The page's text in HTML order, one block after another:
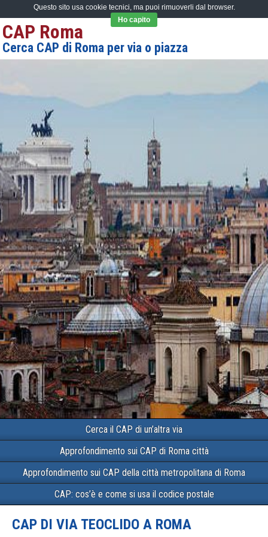
CAP Roma
Cerca CAP di Roma per via o piazza
Cerca il CAP di un’altra via
Approfondimento sui CAP di Roma città
Approfondimento sui CAP della città metropolitana di Roma
CAP: cos’è e come si usa il codice postale
CAP DI VIA TEOCLIDO A ROMA
Questo sito usa cookie tecnici, ma puoi rimuoverli dal browser.
Ho capito